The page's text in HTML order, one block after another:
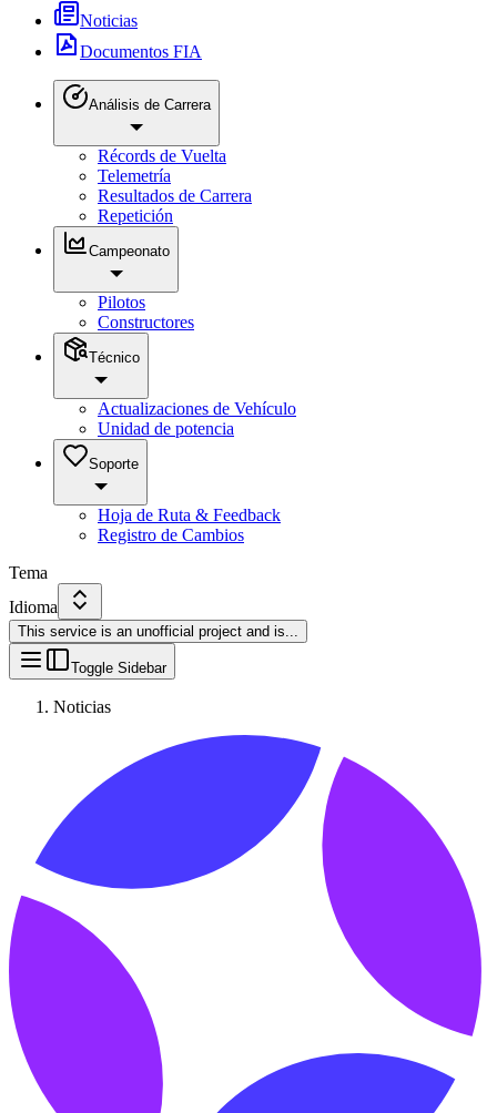
Noticias
Documentos FIA
Análisis de Carrera
Récords de Vuelta
Telemetría
Resultados de Carrera
Repetición
Campeonato
Pilotos
Constructores
Técnico
Actualizaciones de Vehículo
Unidad de potencia
Soporte
Hoja de Ruta & Feedback
Registro de Cambios
Tema
Idioma
This service is an unofficial project and is...
Toggle Sidebar
Noticias